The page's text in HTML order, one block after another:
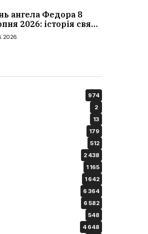
ангела Федора 8
2026: історія свята,
імені,
974
2
13
179
512
2 438
1 165
1 642
6 364
6 582
548
4 648